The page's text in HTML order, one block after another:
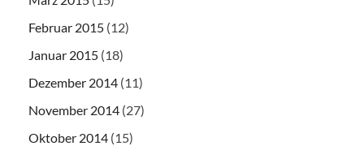
Februar 2015 (12)
Januar 2015 (18)
Dezember 2014 (11)
November 2014 (27)
Oktober 2014 (15)